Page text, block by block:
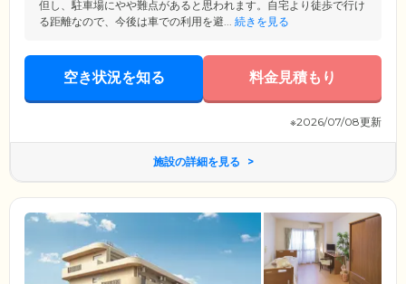
但し、駐車場にやや難点があると思われます。自宅より徒歩で行け
る距離なので、今後は車での利用を避... 続きを見る
空き状況を知る 料金見積もり
※2026/07/08更新
施設の詳細を見る